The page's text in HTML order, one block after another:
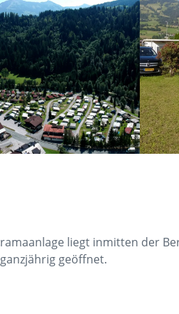
liegt inmitten der
geöffnet.